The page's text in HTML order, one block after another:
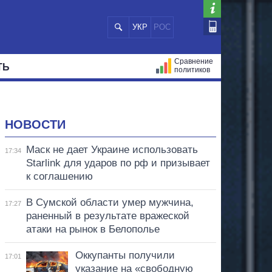
УКР РОС
Сравнение
политиков
НОВОСТИ
17:34
Маск не дает Украине использовать
Starlink для ударов по рф и призывает
к соглашению
17:27
В Сумской области умер мужчина,
раненный в результате вражеской
атаки на рынок в Белополье
17:01
Оккупанты получили
указание на «свободную